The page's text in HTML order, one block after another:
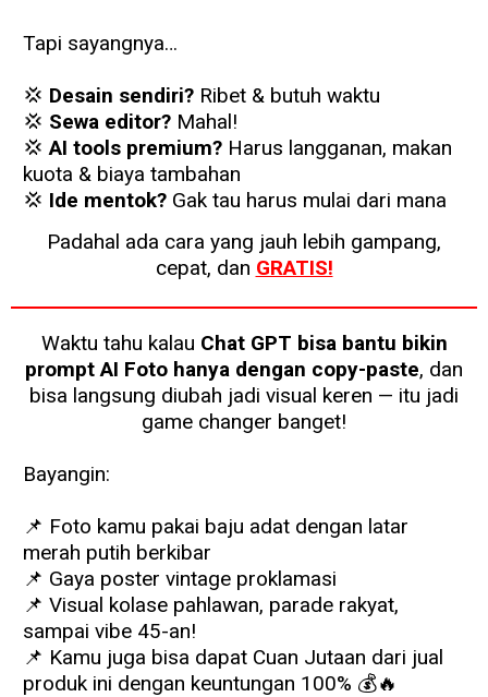
Tapi sayangnya…
💢 Desain sendiri? Ribet & butuh waktu
💢 Sewa editor? Mahal!
💢AI tools premium? Harus langganan, makan
kuota & biaya tambahan
💢 Ide mentok? Gak tau harus mulai dari mana
Padahal ada cara yang jauh lebih gampang,
cepat, dan GRATIS!
Waktu tahu kalau Chat GPT bisa bantu bikin
prompt AI Foto hanya dengan copy-paste, dan
bisa langsung diubah jadi visual keren — itu jadi
game changer banget!
Bayangin:
📌 Foto kamu pakai baju adat dengan latar
merah putih berkibar
📌 Gaya poster vintage proklamasi
📌 Visual kolase pahlawan, parade rakyat,
sampai vibe 45-an!
📌 Kamu juga bisa dapat Cuan Jutaan dari jual
produk ini dengan keuntungan 100% 💰🔥